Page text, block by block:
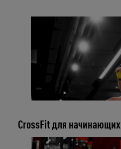
CrossFit для начинающих